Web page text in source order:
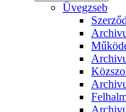
Üvegzseb